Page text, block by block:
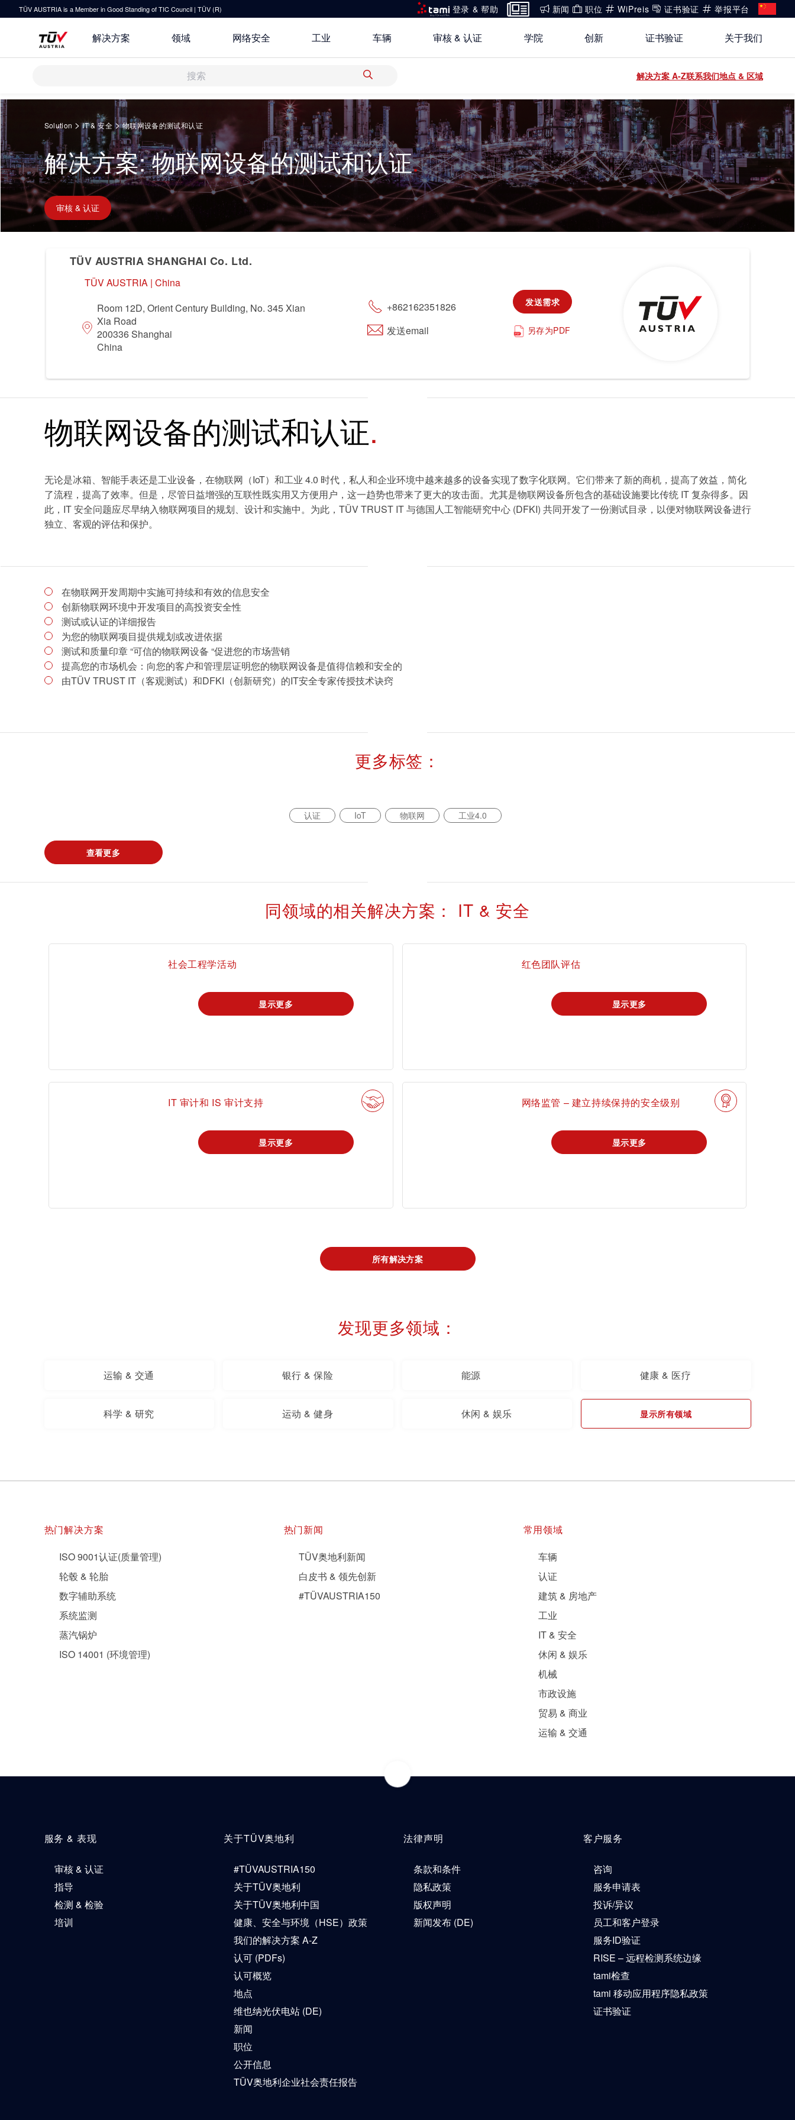
Springe
zum
Inhalt
TÜV AUSTRIA is a Member in Good Standing of TIC Council | TÜV (R) 登录 & 帮助 新闻 职位 WiPreis 证书验证 举报平台
登
登
解决方案
解决方案
审核 & 认证
检测 & 检验
培训
指导
休闲 & 娱乐
健康 & 医疗
车辆
所有解决方案
领域
运输 & 交通 银行 & 保险 能源
健康 & 医疗 科学 & 研究 运动 & 健身
休闲 & 娱乐 电子电器 建筑 & 房地产
IT & 安全
贸易 & 商业 可持续发展
网络安全 工业 车辆 审核 & 认证 学院 创新
研发与创新 研究重点
开放创新
技术前瞻
创新平台 白皮书系列
证书验证 关于我们
关于TÜV奥地利 关于TÜV奥地利中国
健康、安全与环境（HSE）政策
联系我们
地点
合规
原则声明
中国区最高管理层宣言
公开信息
TÜV奥地利企业社会责任 (CSR) 报
解决方案 A-Z联系我们地点 & 区域
Solution >IT & 安全>物联网设备的测试和认证
解决方案: 物联网设备的测试和认证
审核 & 认证
TÜV AUSTRIA SHANGHAI Co. Ltd.
TÜV AUSTRIA | China
Room 12D, Orient Century Building, No. 345 Xian
Xia Road
200336 Shanghai
China
+862162351826
发送email
发送需求
另存为PDF
物联网设备的测试和认证
无论是冰箱、智能手表还是工业设备，在物联网（IoT）和工业 4.0 时代，私人和企业环境中越来越多的设备实现了数字化联网。它们带来了新的商机，提高了效益，简化
了流程，提高了效率。但是，尽管日益增强的互联性既实用又方便用户，这一趋势也带来了更大的攻击面。尤其是物联网设备所包含的基础设施要比传统 IT 复杂得多。因
此，IT 安全问题应尽早纳入物联网项目的规划、设计和实施中。为此，TÜV TRUST IT 与德国人工智能研究中心 (DFKI) 共同开发了一份测试目录，以便对物联网设备进行
独立、客观的评估和保护。
在物联网开发周期中实施可持续和有效的信息安全
创新物联网环境中开发项目的高投资安全性
测试或认证的详细报告
为您的物联网项目提供规划或改进依据
测试和质量印章 “可信的物联网设备 “促进您的市场营销
提高您的市场机会：向您的客户和管理层证明您的物联网设备是值得信赖和安全的
由TÜV TRUST IT（客观测试）和DFKI（创新研究）的IT安全专家传授技术诀窍
更多标签：
认证 IoT 物联网 工业4.0
查看更多
同领域的相关解决方案： IT & 安全
社会工程学活动
显示更多
红色团队评估
显示更多
IT 审计和 IS 审计支持
显示更多
网络监管 – 建立持续保持的安全级别
显示更多
所有解决方案
发现更多领域：
运输 & 交通 银行 & 保险 能源 健康 & 医疗
科学 & 研究 运动 & 健身 休闲 & 娱乐 显示所有领域
热门解决方案
ISO 9001认证(质量管理)
轮毂 & 轮胎
数字辅助系统
系统监测
蒸汽锅炉
ISO 14001 (环境管理)
热门新闻
TÜV奥地利新闻
白皮书 & 领先创新
#TÜVAUSTRIA150
常用领域
车辆
认证
建筑 & 房地产
工业
IT & 安全
休闲 & 娱乐
机械
市政设施
贸易 & 商业
运输 & 交通
服务 & 表现
审核 & 认证
指导
检测 & 检验
培训
关于TÜV奥地利
#TÜVAUSTRIA150
关于TÜV奥地利
关于TÜV奥地利中国
健康、安全与环境（HSE）政策
我们的解决方案 A-Z
认可 (PDFs)
认可概览
地点
维也纳光伏电站 (DE)
新闻
职位
公开信息
TÜV奥地利企业社会责任报告
法律声明
条款和条件
隐私政策
版权声明
新闻发布 (DE)
客户服务
咨询
服务申请表
投诉/异议
员工和客户登录
服务ID验证
RISE – 远程检测系统边缘
tami检查
tami 移动应用程序隐私政策
证书验证
我是tami
登录tami 登录tami
首次使用？很高兴为您提供指引。